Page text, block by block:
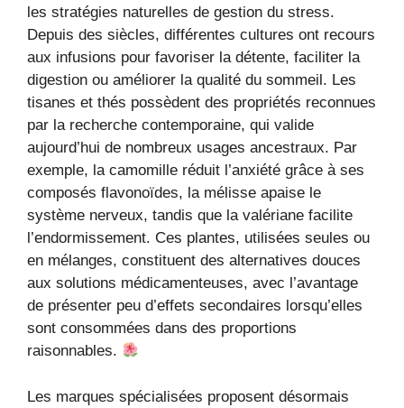
les stratégies naturelles de gestion du stress.
Depuis des siècles, différentes cultures ont recours
aux infusions pour favoriser la détente, faciliter la
digestion ou améliorer la qualité du sommeil. Les
tisanes et thés possèdent des propriétés reconnues
par la recherche contemporaine, qui valide
aujourd’hui de nombreux usages ancestraux. Par
exemple, la camomille réduit l’anxiété grâce à ses
composés flavonoïdes, la mélisse apaise le
système nerveux, tandis que la valériane facilite
l’endormissement. Ces plantes, utilisées seules ou
en mélanges, constituent des alternatives douces
aux solutions médicamenteuses, avec l’avantage
de présenter peu d’effets secondaires lorsqu’elles
sont consommées dans des proportions
raisonnables.
Les marques spécialisées proposent désormais